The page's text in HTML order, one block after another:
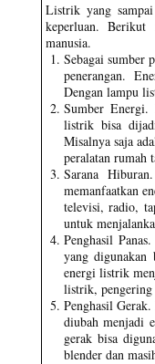
Listrik yang
keperluan.
manusia.
Sebagai sumber
penerangan.
Dengan lampu
Sumber
listrik bisa
Misalnya saja
peralatan rumah
Sarana
memanfaatkan
televisi, radio,
untuk
Penghasil
yang digunakan
energi listrik
listrik, pengering
Penghasil
diubah menjadi
gerak bisa
blender dan